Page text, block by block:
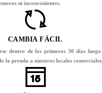
ni inconvenientes.
CAMBIA FÁCIL
dentro de los primeros 30 días
la prenda a nuestros locales comerciales.